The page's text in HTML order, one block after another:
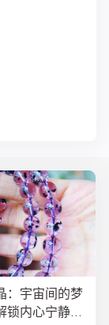
：宇宙间的梦
锁内心宁静与